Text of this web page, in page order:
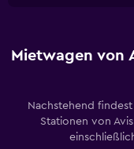
Mietwagen von
Nachstehend
Stationen von